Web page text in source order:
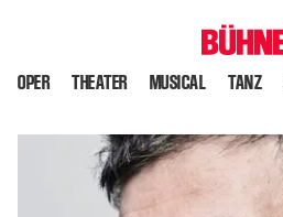
OPER THEATER MUSICAL TANZ